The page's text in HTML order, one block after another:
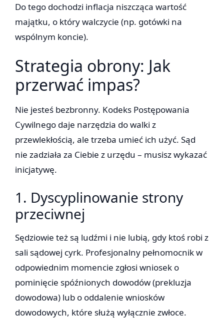
Do tego dochodzi inflacja niszcząca wartość
majątku, o który walczycie (np. gotówki na
wspólnym koncie).
Strategia obrony: Jak
przerwać impas?
Nie jesteś bezbronny. Kodeks Postępowania
Cywilnego daje narzędzia do walki z
przewlekłością, ale trzeba umieć ich użyć. Sąd
nie zadziała za Ciebie z urzędu – musisz wykazać
inicjatywę.
1. Dyscyplinowanie strony
przeciwnej
Sędziowie też są ludźmi i nie lubią, gdy ktoś robi z
sali sądowej cyrk. Profesjonalny pełnomocnik w
odpowiednim momencie zgłosi wniosek o
pominięcie spóźnionych dowodów (prekluzja
dowodowa) lub o oddalenie wniosków
dowodowych, które służą wyłącznie zwłoce.